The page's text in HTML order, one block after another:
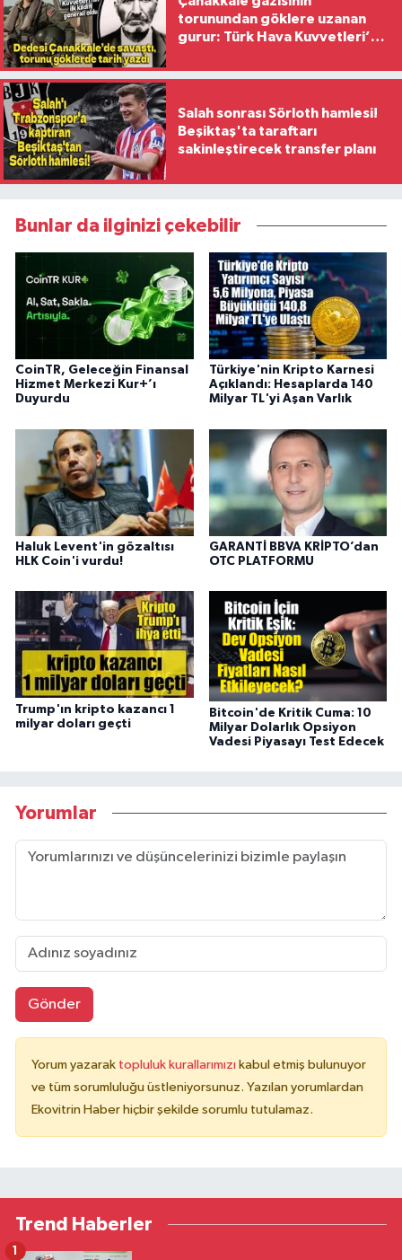
torunundan göklere uzanan
gurur: Türk Hava Kuvvetleri’nin
Salah sonrası Sörloth hamlesi!
Beşiktaş'ta taraftarı
sakinleştirecek transfer planı
Bunlar da ilginizi çekebilir
CoinTR, Geleceğin Finansal
Hizmet Merkezi Kur+’ı
Duyurdu
Türkiye'nin Kripto Karnesi
Açıklandı: Hesaplarda 140
Milyar TL'yi Aşan Varlık
Haluk Levent'in gözaltısı
HLK Coin'i vurdu!
GARANTİ BBVA KRİPTO’dan
OTC PLATFORMU
Trump'ın kripto kazancı 1
milyar doları geçti
Bitcoin'de Kritik Cuma: 10
Milyar Dolarlık Opsiyon
Vadesi Piyasayı Test Edecek
Yorumlar
Gönder
Yorum yazarak topluluk kurallarımızı kabul etmiş bulunuyor
ve tüm sorumluluğu üstleniyorsunuz. Yazılan yorumlardan
Ekovitrin Haber hiçbir şekilde sorumlu tutulamaz.
Trend Haberler
1